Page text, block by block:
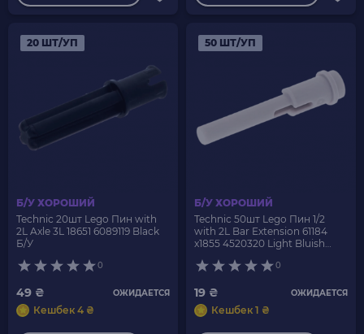
20 ШТ/УП
Б/У ХОРОШИЙ
Technic 20шт Lego Пин with
2L Axle 3L 18651 6089119 Black
Б/У
0
49 ₴ ОЖИДАЕТСЯ
Кешбек 4 ₴
50 ШТ/УП
Б/У ХОРОШИЙ
Technic 50шт Lego Пин 1/2
with 2L Bar Extension 61184
x1855 4520320 Light Bluish
0
19 ₴ ОЖИДАЕТСЯ
Кешбек 1 ₴